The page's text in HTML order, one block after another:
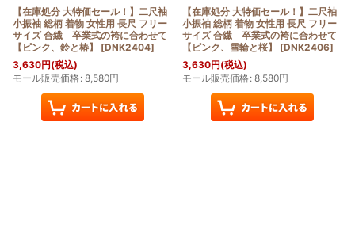
【在庫処分 大特価セール！】二尺袖
小振袖 総柄 着物 女性用 長尺 フリー
サイズ 合繊 卒業式の袴に合わせて
【ピンク、鈴と椿】
[DNK2404]
3,630円(税込)
モール販売価格: 8,580円
【在庫処分 大特価セール！】二尺袖
小振袖 総柄 着物 女性用 長尺 フリー
サイズ 合繊 卒業式の袴に合わせて
【ピンク、雪輪と桜】
[DNK2406]
3,630円(税込)
モール販売価格: 8,580円